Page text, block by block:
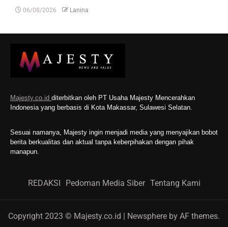
06/08/2026 Lanina
Majesty.co.id diterbitkan oleh PT Usaha Majesty Mencerahkan
Indonesia yang berbasis di Kota Makassar, Sulawesi Selatan.
Sesuai namanya, Majesty ingin menjadi media yang menyajikan bobot
berita berkualitas dan aktual tanpa keberpihakan dengan pihak
manapun.
REDAKSI Pedoman Media Siber Tentang Kami
Copyright 2023 © Majesty.co.id | Newsphere by AF themes.